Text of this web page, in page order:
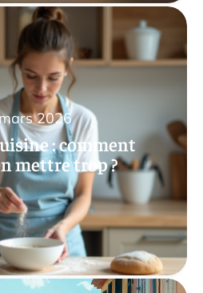
: comment
mettre trop ?
2026